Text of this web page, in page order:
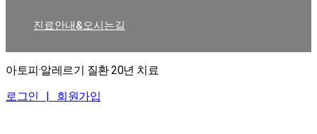
진료안내&오시는길
아토피·알레르기 질환 20년 치료
로그인 | 회원가입